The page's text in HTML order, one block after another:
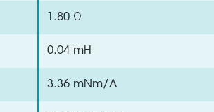
1.80 Ω
0.04 mH
3.36 mNm/A